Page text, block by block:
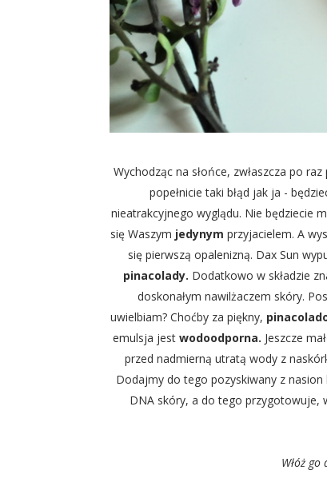
Wychodząc na słońce, zwłaszcza po
popełnicie taki błąd jak ja -
nieatrakcyjnego wyglądu. Nie będziecie
się Waszym jedynym przyjacielem. A
się pierwszą opalenizną. Dax Sun
pinacolady. Dodatkowo w składzie
doskonałym nawilżaczem skóry.
uwielbiam? Choćby za piękny,
emulsja jest wodoodporna. Jeszcze
przed nadmierną utratą wody z
Dodajmy do tego pozyskiwany z nasion
DNA skóry, a do tego przygotowuje,
Włóż